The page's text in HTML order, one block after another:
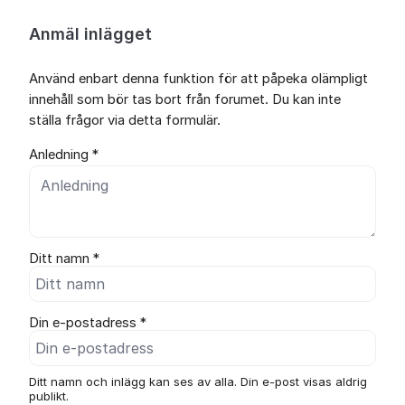
Anmäl inlägget
Använd enbart denna funktion för att påpeka olämpligt
innehåll som bör tas bort från forumet. Du kan inte
ställa frågor via detta formulär.
Anledning *
Ditt namn *
Din e-postadress *
Ditt namn och inlägg kan ses av alla. Din e-post visas aldrig
publikt.